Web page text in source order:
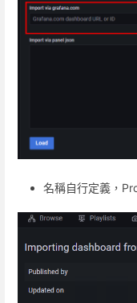
名稱自行定義，